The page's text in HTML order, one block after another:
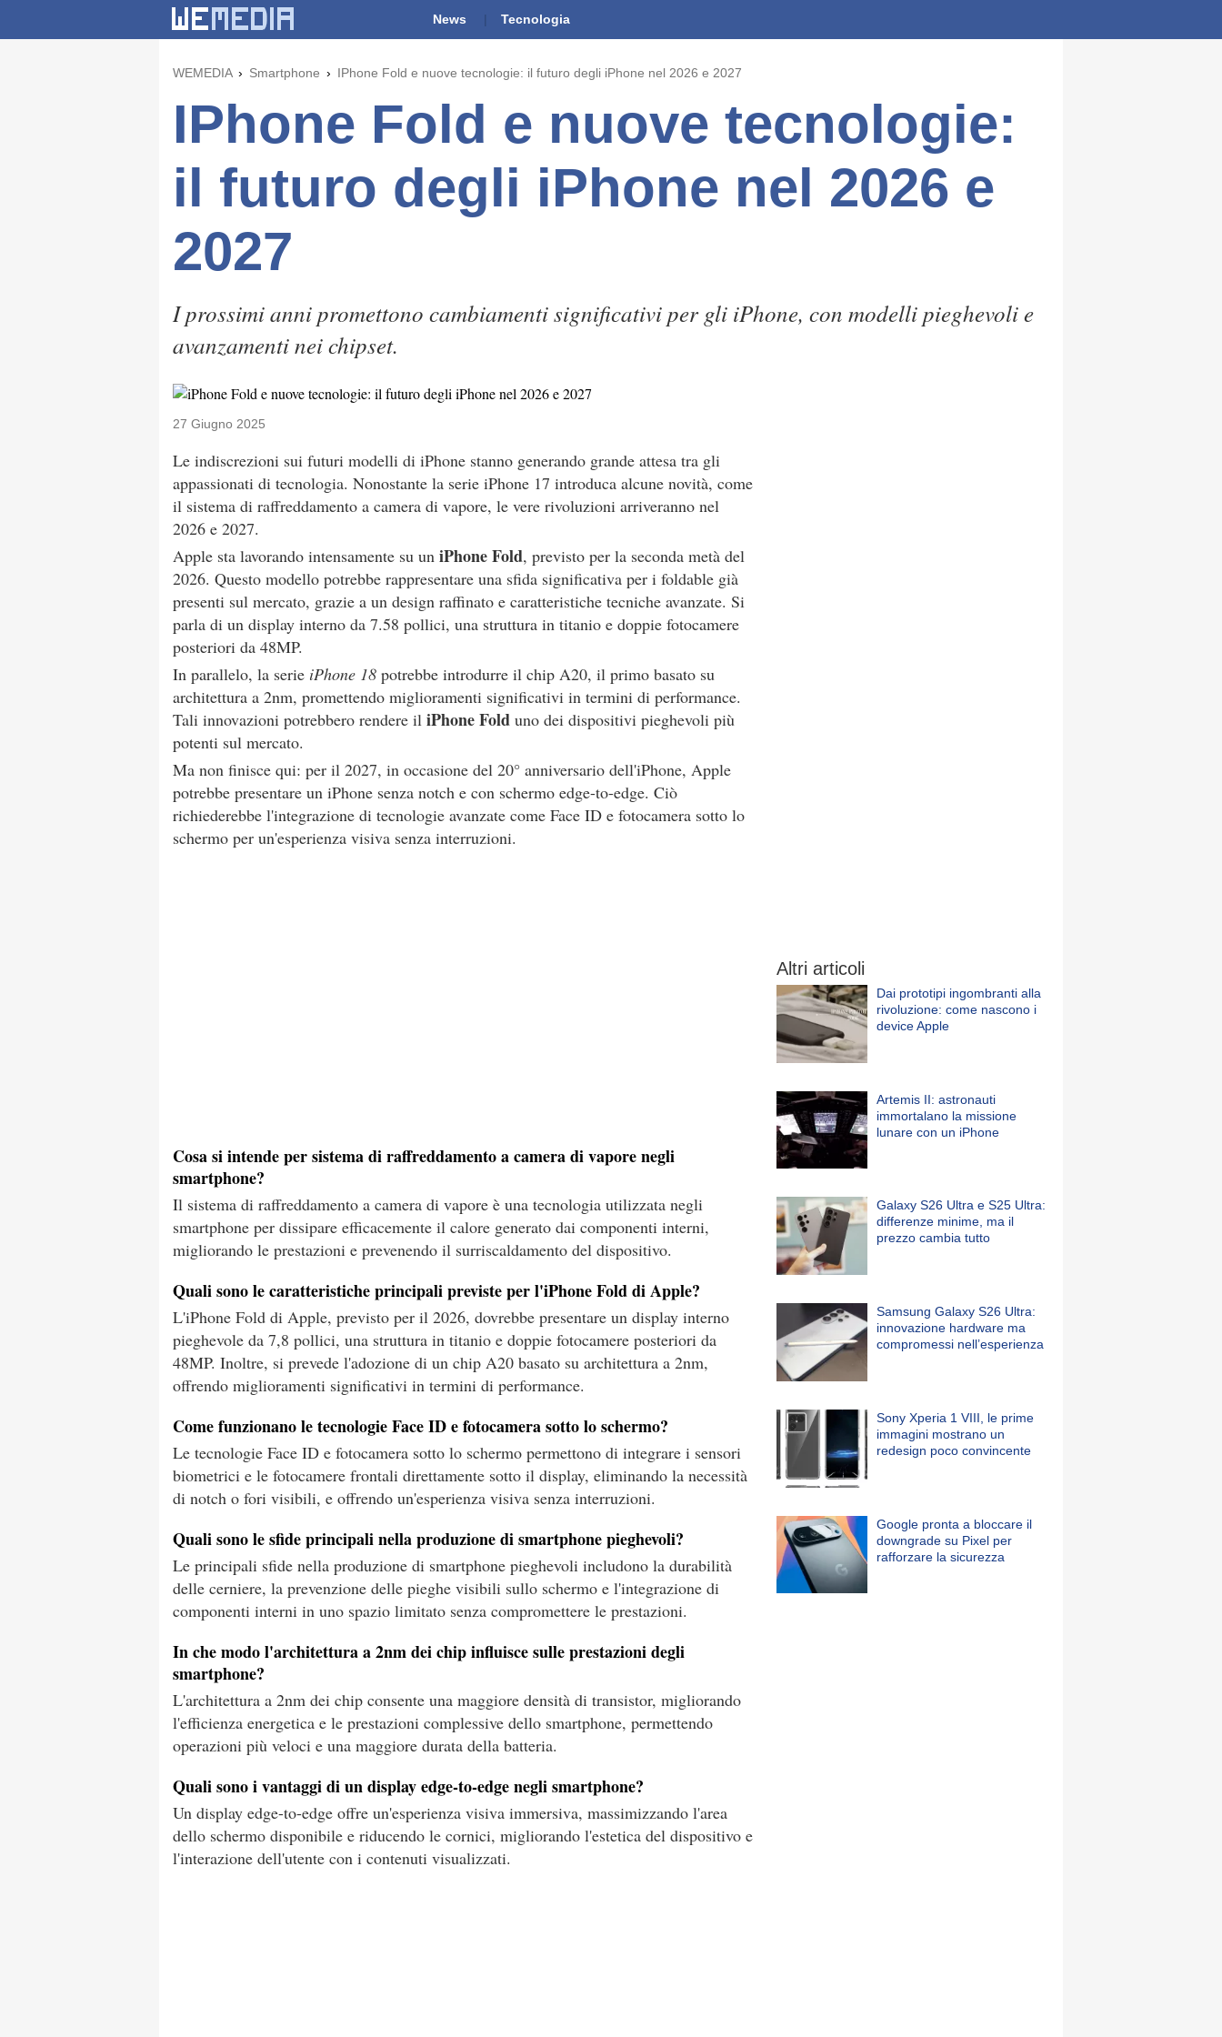
News Tecnologia
WEMEDIA Smartphone IPhone Fold e nuove tecnologie: il futuro degli iPhone nel 2026 e 2027
IPhone Fold e nuove tecnologie:
il futuro degli iPhone nel 2026 e
2027
I prossimi anni promettono cambiamenti significativi per gli iPhone, con modelli pieghevoli e
avanzamenti nei chipset.
27 Giugno 2025
Le indiscrezioni sui futuri modelli di iPhone stanno generando grande attesa tra gli
appassionati di tecnologia. Nonostante la serie iPhone 17 introduca alcune novità, come
il sistema di raffreddamento a camera di vapore, le vere rivoluzioni arriveranno nel
2026 e 2027.
Apple sta lavorando intensamente su un iPhone Fold, previsto per la seconda metà del
2026. Questo modello potrebbe rappresentare una sfida significativa per i foldable già
presenti sul mercato, grazie a un design raffinato e caratteristiche tecniche avanzate. Si
parla di un display interno da 7.58 pollici, una struttura in titanio e doppie fotocamere
posteriori da 48MP.
In parallelo, la serie iPhone 18 potrebbe introdurre il chip A20, il primo basato su
architettura a 2nm, promettendo miglioramenti significativi in termini di performance.
Tali innovazioni potrebbero rendere il iPhone Fold uno dei dispositivi pieghevoli più
potenti sul mercato.
Ma non finisce qui: per il 2027, in occasione del 20° anniversario dell'iPhone, Apple
potrebbe presentare un iPhone senza notch e con schermo edge-to-edge. Ciò
richiederebbe l'integrazione di tecnologie avanzate come Face ID e fotocamera sotto lo
schermo per un'esperienza visiva senza interruzioni.
Cosa si intende per sistema di raffreddamento a camera di vapore negli
smartphone?
Il sistema di raffreddamento a camera di vapore è una tecnologia utilizzata negli
smartphone per dissipare efficacemente il calore generato dai componenti interni,
migliorando le prestazioni e prevenendo il surriscaldamento del dispositivo.
Quali sono le caratteristiche principali previste per l'iPhone Fold di Apple?
L'iPhone Fold di Apple, previsto per il 2026, dovrebbe presentare un display interno
pieghevole da 7,8 pollici, una struttura in titanio e doppie fotocamere posteriori da
48MP. Inoltre, si prevede l'adozione di un chip A20 basato su architettura a 2nm,
offrendo miglioramenti significativi in termini di performance.
Come funzionano le tecnologie Face ID e fotocamera sotto lo schermo?
Le tecnologie Face ID e fotocamera sotto lo schermo permettono di integrare i sensori
biometrici e le fotocamere frontali direttamente sotto il display, eliminando la necessità
di notch o fori visibili, e offrendo un'esperienza visiva senza interruzioni.
Quali sono le sfide principali nella produzione di smartphone pieghevoli?
Le principali sfide nella produzione di smartphone pieghevoli includono la durabilità
delle cerniere, la prevenzione delle pieghe visibili sullo schermo e l'integrazione di
componenti interni in uno spazio limitato senza compromettere le prestazioni.
In che modo l'architettura a 2nm dei chip influisce sulle prestazioni degli
smartphone?
L'architettura a 2nm dei chip consente una maggiore densità di transistor, migliorando
l'efficienza energetica e le prestazioni complessive dello smartphone, permettendo
operazioni più veloci e una maggiore durata della batteria.
Quali sono i vantaggi di un display edge-to-edge negli smartphone?
Un display edge-to-edge offre un'esperienza visiva immersiva, massimizzando l'area
dello schermo disponibile e riducendo le cornici, migliorando l'estetica del dispositivo e
l'interazione dell'utente con i contenuti visualizzati.
Altri articoli
Dai prototipi ingombranti alla
rivoluzione: come nascono i
device Apple
Artemis II: astronauti
immortalano la missione
lunare con un iPhone
Galaxy S26 Ultra e S25 Ultra:
differenze minime, ma il
prezzo cambia tutto
Samsung Galaxy S26 Ultra:
innovazione hardware ma
compromessi nell’esperienza
Sony Xperia 1 VIII, le prime
immagini mostrano un
redesign poco convincente
Google pronta a bloccare il
downgrade su Pixel per
rafforzare la sicurezza